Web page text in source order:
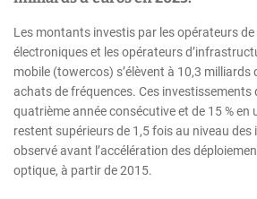
Les montants investis par les opérateurs
électroniques et les opérateurs
mobile (towercos) s’élèvent à 10,3 milliards
achats de fréquences. Ces investissements
quatrième année consécutive et de 15 % en
restent supérieurs de 1,5 fois au niveau
observé avant l’accélération des
optique, à partir de 2015.